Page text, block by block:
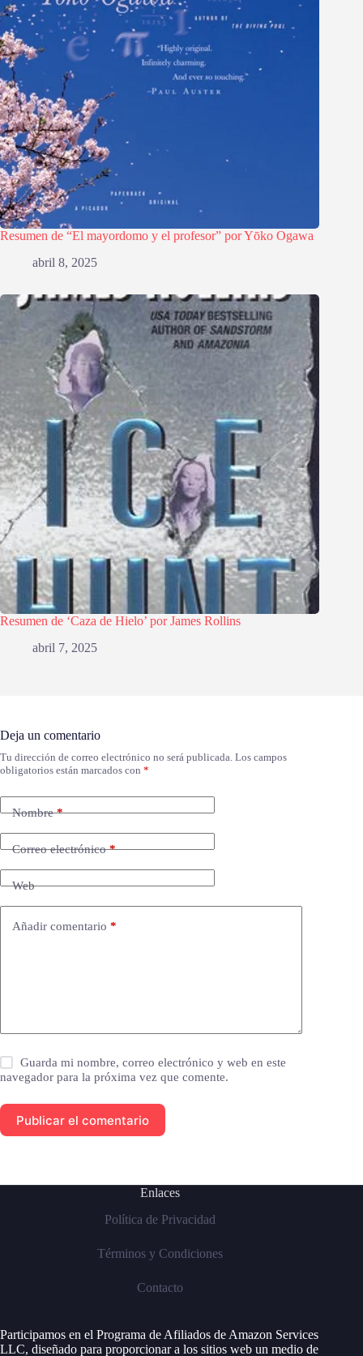
Resumen de “El mayordomo y el profesor” por Yōko Ogawa
abril 8, 2025
Resumen de ‘Caza de Hielo’ por James Rollins
abril 7, 2025
Deja un comentario
Tu dirección de correo electrónico no será publicada. Los campos
obligatorios están marcados con *
Nombre*
Correo electrónico*
Web
Añadir comentario *
Guarda mi nombre, correo electrónico y web en este
navegador para la próxima vez que comente.
Publicar el comentario
Enlaces
Política de Privacidad
Términos y Condiciones
Contacto
Participamos en el Programa de Afiliados de Amazon Services
LLC, diseñado para proporcionar a los sitios web un medio de